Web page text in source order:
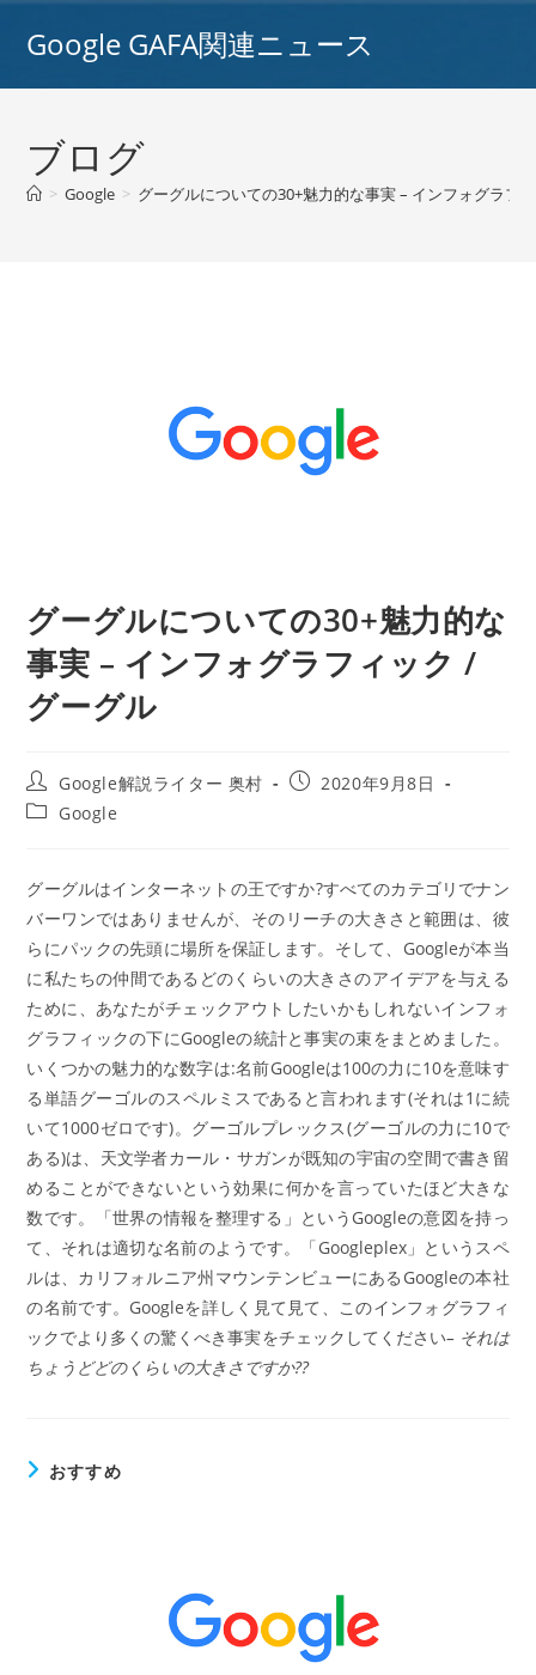
Google GAFA関連ニュース
ブログ
> Google > グーグルについての30+魅力的な事実 – インフォグラフ
グーグルについての30+魅力的な
事実 – インフォグラフィック /
グーグル
投
稿
者:
Google解説ライター 奥村
投
2020年9月8日
投
テ
ゴ
リ
ー:
Google
グーグルはインターネットの王ですか?すべてのカテゴリでナン
バーワンではありませんが、そのリーチの大きさと範囲は、彼
らにパックの先頭に場所を保証します。そして、Googleが本当
に私たちの仲間であるどのくらいの大きさのアイデアを与える
ために、あなたがチェックアウトしたいかもしれないインフォ
グラフィックの下にGoogleの統計と事実の束をまとめました。
いくつかの魅力的な数字は:名前Googleは100の力に10を意味す
る単語グーゴルのスペルミスであると言われます(それは1に続
いて1000ゼロです)。グーゴルプレックス(グーゴルの力に10で
ある)は、天文学者カール・サガンが既知の宇宙の空間で書き留
めることができないという効果に何かを言っていたほど大きな
数です。「世界の情報を整理する」というGoogleの意図を持っ
て、それは適切な名前のようです。「Googleplex」というスペ
ルは、カリフォルニア州マウンテンビューにあるGoogleの本社
の名前です。Googleを詳しく見て見て、このインフォグラフィ
ックでより多くの驚くべき事実をチェックしてください– それは
ちょうどどのくらいの大きさですか??
おすすめ